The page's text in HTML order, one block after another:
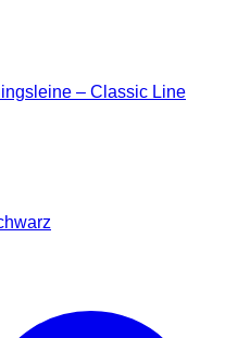
– Classic Line